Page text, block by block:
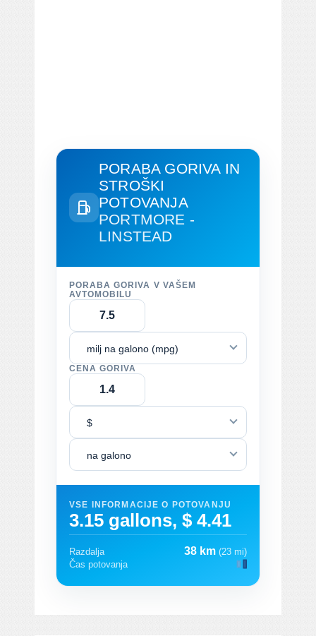
PORABA GORIVA IN
STROŠKI
POTOVANJA
PORTMORE -
LINSTEAD
PORABA GORIVA V VAŠEM
AVTOMOBILU
milj na galono (mpg)
CENA GORIVA
$
na galono
VSE INFORMACIJE O POTOVANJU
3.15 gallons, $ 4.41
Razdalja 38 km (23 mi)
Čas potovanja